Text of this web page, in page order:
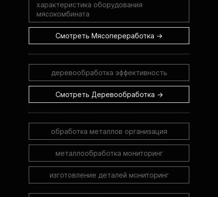
характеристика оборудования
мясокомбината
Смотреть Мясопереработка →
деревообработка эффективность
Смотреть Деревообработка →
обработка металлов организация
металлообработка мониторинг
изготовление деталей мониторинг